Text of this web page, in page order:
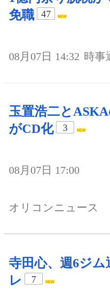
免職
47
08月07日 14:32 時事
玉置浩二と
がCD化
3
08月07日 17:00
オリコンニュース
寺田心、週6ジム
レ
7